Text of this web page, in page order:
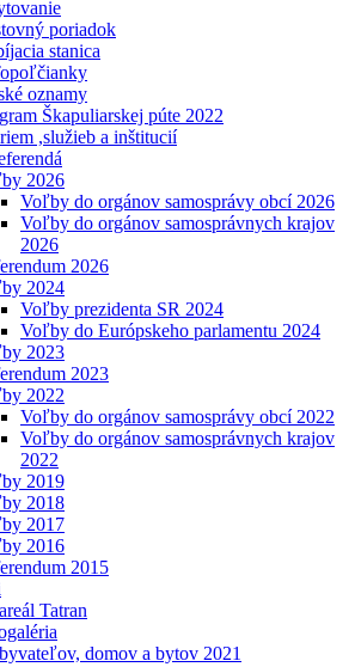
poriadok
stanica
oznamy
Škapuliarskej púte 2022
,služieb a inštitucií
2026
Voľby do orgánov samosprávy obcí 2026
Voľby do orgánov samosprávnych krajov
2026
2026
2024
Voľby prezidenta SR 2024
Voľby do Európskeho parlamentu 2024
2023
2023
2022
Voľby do orgánov samosprávy obcí 2022
Voľby do orgánov samosprávnych krajov
2022
2019
2018
2017
2016
2015
Tatran
domov a bytov 2021